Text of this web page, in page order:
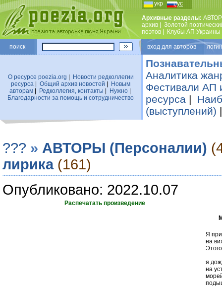
укр рус
Архивные разделы:
архив
Золотой
поэтов
Клубы АП Украины
поиск вход для авторов
О ресурсе poezia.org
Новости редколлегии
ресурса
Общий архив новостей
Новым
авторам| Редколлегия, контакты Нужно|
Благодарности за помощь и сотрудничество
Аналитика
Фестивали АП
ресурса |
(выступлений)
??? » АВТОРЫ (Персоналии)
лирика (161)
Опубликовано: 2022.10.07
Распечатать произведение
Я
на
я
на